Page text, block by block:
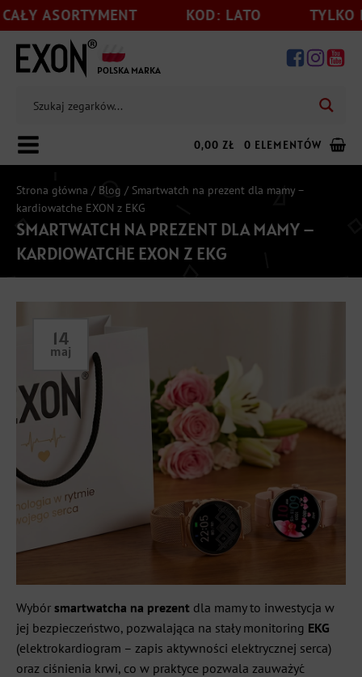
KOD: LATO TYLKO DO
POLSKA MARKA
0,00 ZŁ 0 ELEMENTÓW
Dodaj jeszcze 199,00 złdo darmowej wysyłki
Strona główna / Blog / Smartwatch na prezent dla mamy –
kardiowatche EXON z EKG
SMARTWATCH NA PREZENT DLA MAMY –
KARDIOWATCHE EXON Z EKG
14
maj
Wybór smartwatcha na prezent dla mamy to inwestycja w
jej bezpieczeństwo, pozwalająca na stały monitoring EKG
(elektrokardiogram – zapis aktywności elektrycznej serca)
oraz ciśnienia krwi, co w praktyce pozwala zauważyć